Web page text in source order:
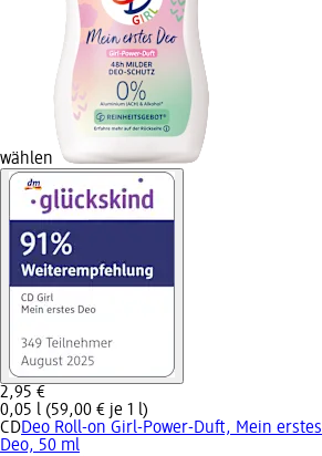
wählen
2,95 €
0,05 l (59,00 € je 1 l)
CDDeo Roll-on Girl-Power-Duft, Mein erstes
Deo, 50 ml